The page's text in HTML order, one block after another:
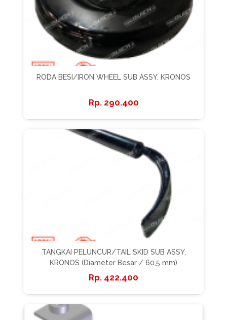
RODA BESI/IRON WHEEL SUB ASSY, KRONOS
290.400
TANGKAI PELUNCUR/TAIL SKID SUB ASSY,
KRONOS (Diameter Besar / 60,5 mm)
422.400